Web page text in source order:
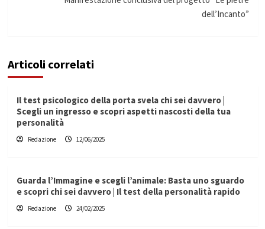
dell’Incanto”
Articoli correlati
Il test psicologico della porta svela chi sei davvero |
Scegli un ingresso e scopri aspetti nascosti della tua
personalità
Redazione 12/06/2025
Guarda l’Immagine e scegli l’animale: Basta uno sguardo
e scopri chi sei davvero | Il test della personalità rapido
Redazione 24/02/2025